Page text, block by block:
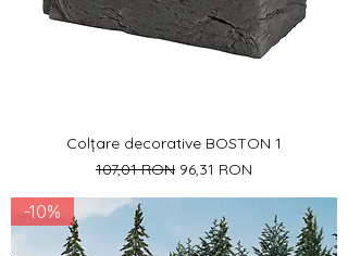
Colțare decorative BOSTON 1
Preț normal
107,01 RON Preț redus
96,31 RON
-10%